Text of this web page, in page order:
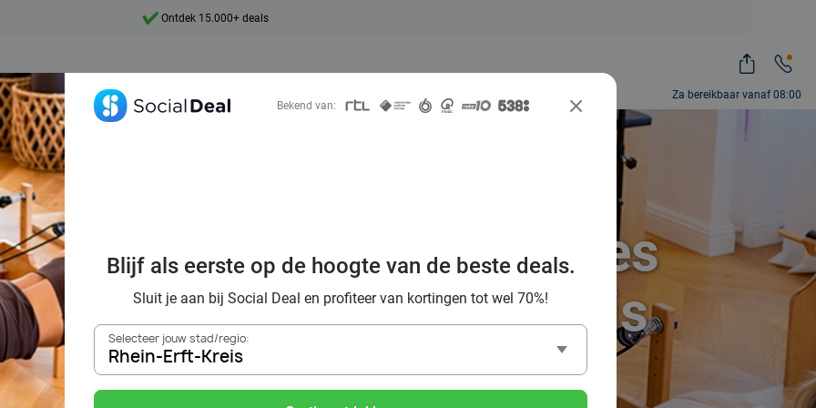
Za bereikbaar vanaf 08:00
Ontdek 15.000+ deals
uit tijdens een Pilates-les
van Rhein-Erft-Kreis
Bekend van:
Blijf als eerste op de hoogte van de beste deals.
Sluit je aan bij Social Deal en profiteer van kortingen tot wel 70%!
Selecteer jouw stad/regio:
Rhein-Erft-Kreis